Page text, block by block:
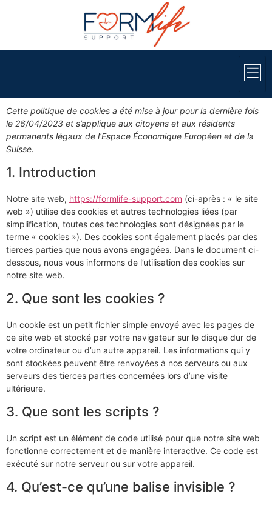
Cette politique de cookies a été mise à jour pour la dernière fois
le 26/04/2023 et s’applique aux citoyens et aux résidents
permanents légaux de l’Espace Économique Européen et de la
Suisse.
1. Introduction
Notre site web, https://formlife-support.com (ci-après : « le site
web ») utilise des cookies et autres technologies liées (par
simplification, toutes ces technologies sont désignées par le
terme « cookies »). Des cookies sont également placés par des
tierces parties que nous avons engagées. Dans le document ci-
dessous, nous vous informons de l’utilisation des cookies sur
notre site web.
2. Que sont les cookies ?
Un cookie est un petit fichier simple envoyé avec les pages de
ce site web et stocké par votre navigateur sur le disque dur de
votre ordinateur ou d’un autre appareil. Les informations qui y
sont stockées peuvent être renvoyées à nos serveurs ou aux
serveurs des tierces parties concernées lors d’une visite
ultérieure.
3. Que sont les scripts ?
Un script est un élément de code utilisé pour que notre site web
fonctionne correctement et de manière interactive. Ce code est
exécuté sur notre serveur ou sur votre appareil.
4. Qu’est-ce qu’une balise invisible ?